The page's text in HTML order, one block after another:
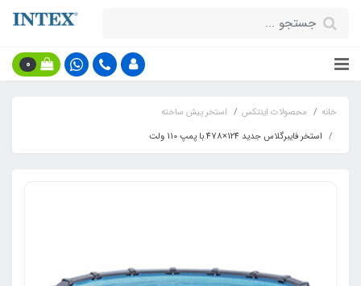
0
خانه محصولات اینتکس
استخر پیش ساخته
استخر فایبرگلاس جدید 124×478 با پمپ 110 ولت